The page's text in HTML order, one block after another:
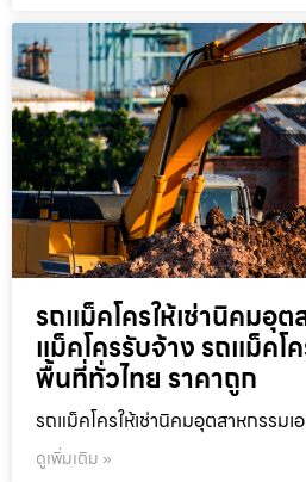
รถแม็คโครให้เช่านิคมอุต
แม็คโครรับจ้าง รถแม็คโ
พื้นที่ทั่วไทย ราคาถูก
รถแม็คโครให้เช่านิคมอุตสาหกรรมเ
ดูเพิ่มเติม »